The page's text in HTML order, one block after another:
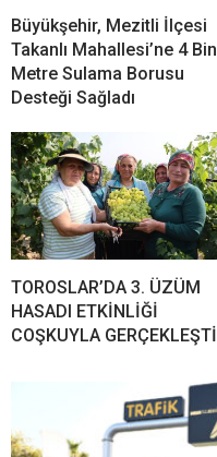
Büyükşehir, Mezitli İlçesi
Takanlı Mahallesi’ne 4 Bin
Metre Sulama Borusu
Desteği Sağladı
TOROSLAR’DA 3. ÜZÜM
HASADI ETKİNLİĞİ
COŞKUYLA GERÇEKLEŞTİ